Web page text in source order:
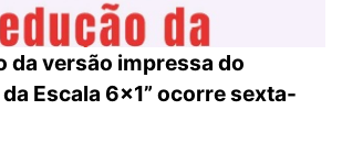
da versão impressa do
Escala 6×1” ocorre sexta-